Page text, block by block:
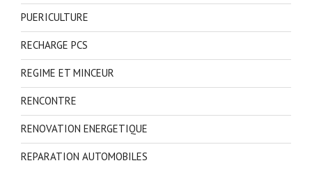
PUERICULTURE
RECHARGE PCS
REGIME ET MINCEUR
RENCONTRE
RENOVATION ENERGETIQUE
REPARATION AUTOMOBILES